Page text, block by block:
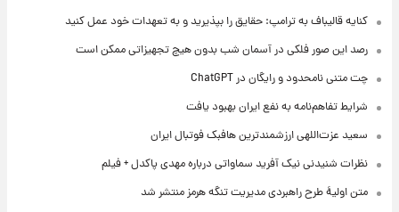
کنایه قالیباف به ترامپ: حقایق را بپذیرید و به تعهدات خود عمل کنید
رصد این صور فلکی در آسمان شب بدون هیچ تجهیزاتی ممکن است
چت متنی نامحدود و رایگان در ChatGPT
شرایط تفاهم‌نامه به نفع ایران بهبود یافت
سعید عزت‌اللهی ارزشمندترین هافبک فوتبال ایران
نظرات شنیدنی نیک آفرید سماواتی درباره مهدی پاکدل + فیلم
متن اولیۀ طرح راهبردی مدیریت تنگه هرمز منتشر شد